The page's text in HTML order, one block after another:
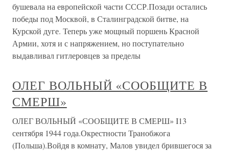
бушевала на европейской части СССР.Позади остались
победы под Москвой, в Сталинградской битве, на
Курской дуге. Теперь уже мощный поршень Красной
Армии, хотя и с напряжением, но поступательно
выдавливал гитлеровцев за пределы
ОЛЕГ ВОЛЬНЫЙ «СООБЩИТЕ В
СМЕРШ»
ОЛЕГ ВОЛЬНЫЙ «СООБЩИТЕ В СМЕРШ» I13
сентября 1944 года.Окрестности Транобжога
(Польша).Войдя в комнату, Малов увидел брившегося за